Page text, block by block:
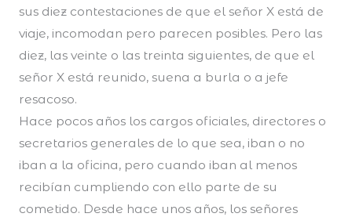
sus diez contestaciones de que el señor X está de
viaje, incomodan pero parecen posibles. Pero las
diez, las veinte o las treinta siguientes, de que el
señor X está reunido, suena a burla o a jefe
resacoso.
Hace pocos años los cargos oficiales, directores o
secretarios generales de lo que sea, iban o no
iban a la oficina, pero cuando iban al menos
recibían cumpliendo con ello parte de su
cometido. Desde hace unos años, los señores